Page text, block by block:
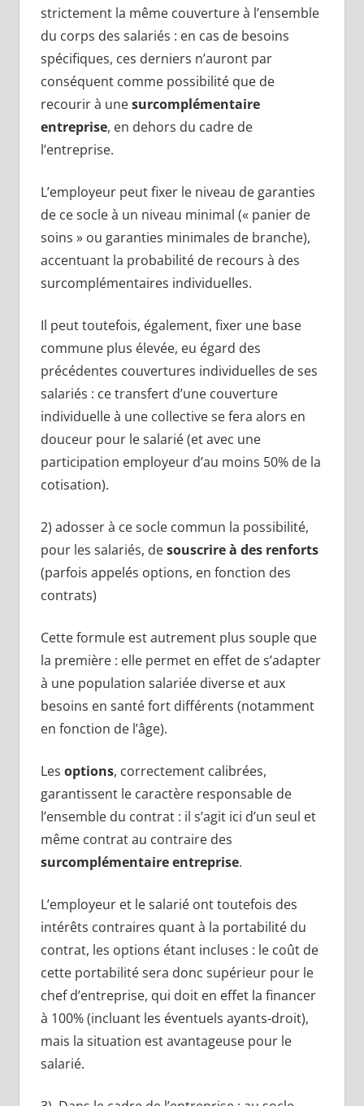
strictement la même couverture à l’ensemble
du corps des salariés : en cas de besoins
spécifiques, ces derniers n’auront par
conséquent comme possibilité que de
recourir à unesurcomplémentaire
entreprise, en dehors du cadre de
l’entreprise.
L’employeur peut fixer le niveau de garanties
de ce socle à un niveau minimal (« panier de
soins » ou garanties minimales de branche),
accentuant la probabilité de recours à des
surcomplémentaires individuelles.
Il peut toutefois, également, fixer une base
commune plus élevée, eu égard des
précédentes couvertures individuelles de ses
salariés : ce transfert d’une couverture
individuelle à une collective se fera alors en
douceur pour le salarié (et avec une
participation employeur d’au moins 50% de la
cotisation).
2) adosser à ce socle commun la possibilité,
pour les salariés, desouscrire à des renforts
(parfois appelés options, en fonction des
contrats)
Cette formule est autrement plus souple que
la première : elle permet en effet de s’adapter
à une population salariée diverse et aux
besoins en santé fort différents (notamment
en fonction de l’âge).
Les options, correctement calibrées,
garantissent le caractère responsable de
l’ensemble du contrat : il s’agit ici d’un seul et
même contrat au contraire des
surcomplémentaire entreprise.
L’employeur et le salarié ont toutefois des
intérêts contraires quant à la portabilité du
contrat, les options étant incluses : le coût de
cette portabilité sera donc supérieur pour le
chef d’entreprise, qui doit en effet la financer
à 100% (incluant les éventuels ayants-droit),
mais la situation est avantageuse pour le
salarié.